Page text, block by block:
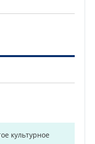
культурное